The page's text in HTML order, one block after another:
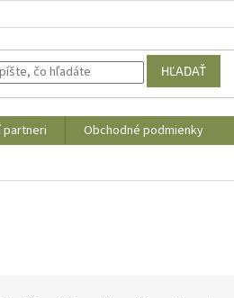
HĽADAŤ
partneri
Obchodné podmienky